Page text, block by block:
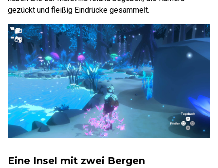
gezückt und fleißig Eindrücke gesammelt.
Eine Insel mit zwei Bergen